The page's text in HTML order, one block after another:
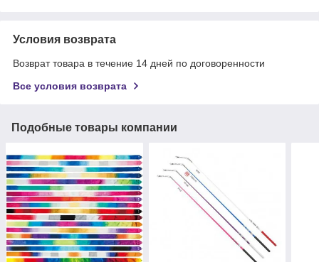
Условия возврата
Возврат товара в течение 14 дней по договоренности
Все условия возврата
Подобные товары компании